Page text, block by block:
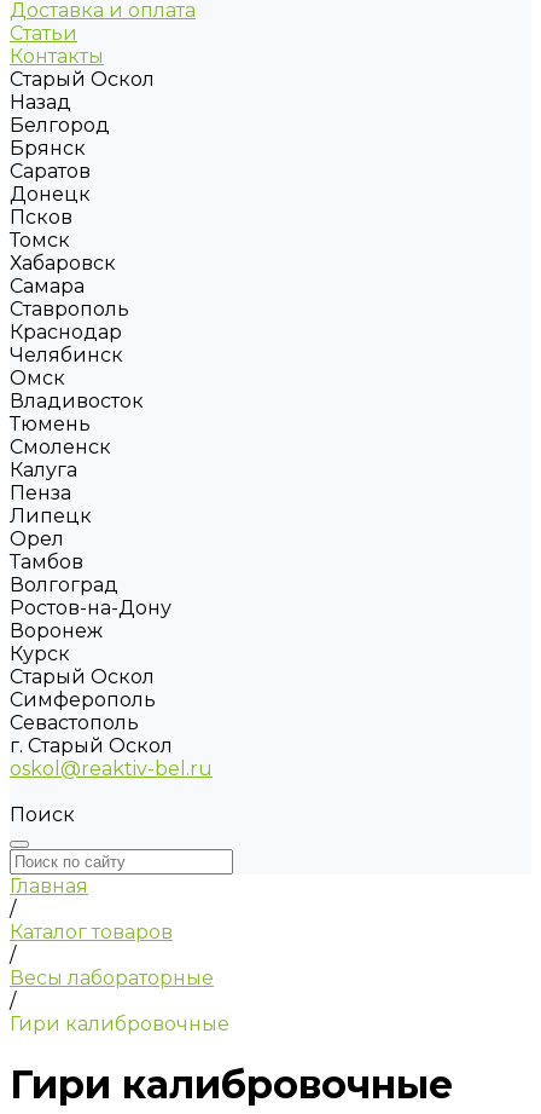
Доставка и оплата
Статьи
Контакты
Старый Оскол
Назад
Белгород
Брянск
Саратов
Донецк
Псков
Томск
Хабаровск
Самара
Ставрополь
Краснодар
Челябинск
Омск
Владивосток
Тюмень
Смоленск
Калуга
Пенза
Липецк
Орел
Тамбов
Волгоград
Ростов-на-Дону
Воронеж
Курск
Старый Оскол
Симферополь
Севастополь
г. Старый Оскол
oskol@reaktiv-bel.ru
Поиск
Главная
/
Каталог товаров
/
Весы лабораторные
/
Гири калибровочные
Гири калибровочные